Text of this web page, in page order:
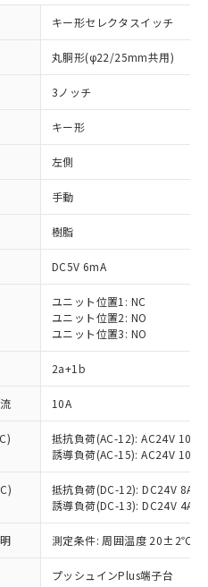
キー形セレクタスイッチ
丸胴形(φ22/25mm共用)
3ノッチ
キー形
左側
手動
樹脂
DC5V 6mA
ユニット位置1: NC
ユニット位置2: NO
ユニット位置3: NO
2a+1b
10A
抵抗負荷(AC-12): AC24V 10A/
誘導負荷(AC-15): AC24V
抵抗負荷(DC-12): DC24V 8A/
誘導負荷(DC-13): DC24V 4A/
測定条件: 周囲温度 20±2℃、
プッシュインPlus端子台
指令（10物質）の
が提供可能な商品で
指令（10物質）の非含
り替える予定のある
指令（10物質）の